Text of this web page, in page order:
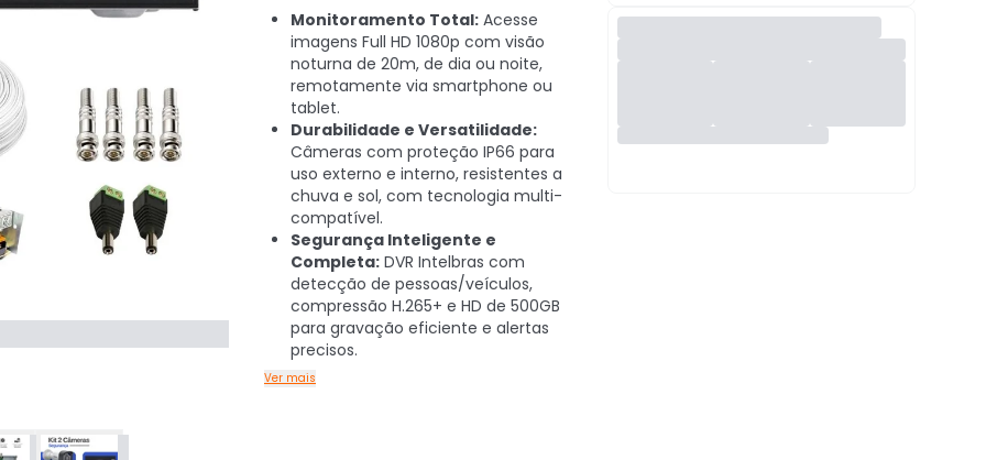
Monitoramento Total: Acesse
imagens Full HD 1080p com visão
noturna de 20m, de dia ou noite,
remotamente via smartphone ou
tablet.
Durabilidade e Versatilidade:
Câmeras com proteção IP66 para
uso externo e interno, resistentes a
chuva e sol, com tecnologia multi-
compatível.
Segurança Inteligente e
Completa: DVR Intelbras com
detecção de pessoas/veículos,
compressão H.265+ e HD de 500GB
para gravação eficiente e alertas
precisos.
Ver mais